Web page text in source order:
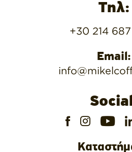
Τηλ:
+30 214
Email: